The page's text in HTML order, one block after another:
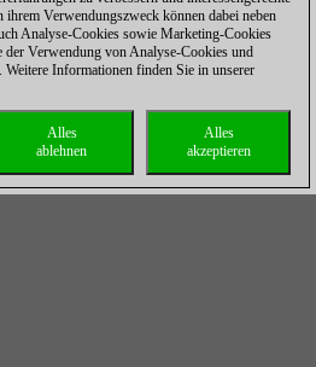
Verwendungszweck können dabei neben
Analyse-Cookies sowie Marketing-Cookies
der Verwendung von Analyse-Cookies und
Informationen finden Sie in unserer
Alles
akzeptieren
Alles
ablehnen